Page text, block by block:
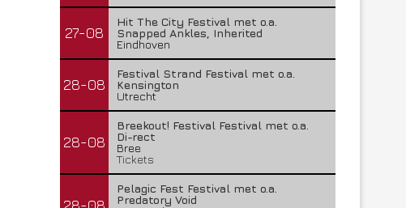
27-08
Hit The City Festival met o.a.
Snapped Ankles, Inherited
Eindhoven
28-08
Festival Strand Festival met o.a.
Kensington
Utrecht
28-08
Breekout! Festival Festival met o.a.
Di-rect
Bree
Tickets
Pelagic Fest Festival met o.a.
Predatory Void